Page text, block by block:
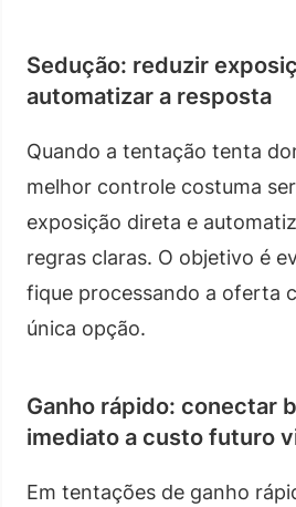
Sedução: reduzir
automatizar a resposta
Quando a tentação tenta
melhor controle costuma
exposição direta e
regras claras. O objetivo é
fique processando a oferta
única opção.
Ganho rápido: conectar
imediato a custo futuro
Em tentações de ganho